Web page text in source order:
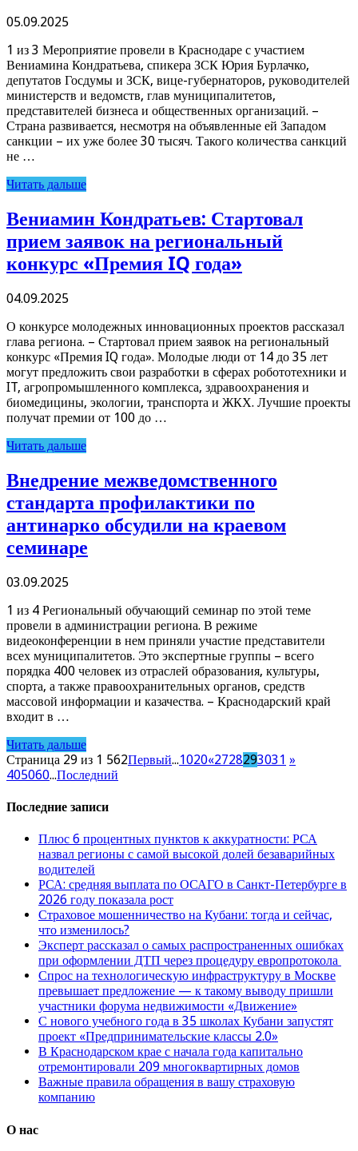
05.09.2025
1 из 3 Мероприятие провели в Краснодаре с участием
Вениамина Кондратьева, спикера ЗСК Юрия Бурлачко,
депутатов Госдумы и ЗСК, вице-губернаторов, руководителей
министерств и ведомств, глав муниципалитетов,
представителей бизнеса и общественных организаций. –
Страна развивается, несмотря на объявленные ей Западом
санкции – их уже более 30 тысяч. Такого количества санкций
не …
Читать дальше
Вениамин Кондратьев: Стартовал
прием заявок на региональный
конкурс «Премия IQ года»
04.09.2025
О конкурсе молодежных инновационных проектов рассказал
глава региона. – Стартовал прием заявок на региональный
конкурс «Премия IQ года». Молодые люди от 14 до 35 лет
могут предложить свои разработки в сферах робототехники и
IT, агропромышленного комплекса, здравоохранения и
биомедицины, экологии, транспорта и ЖКХ. Лучшие проекты
получат премии от 100 до …
Читать дальше
Внедрение межведомственного
стандарта профилактики по
антинарко обсудили на краевом
семинаре
03.09.2025
1 из 4 Региональный обучающий семинар по этой теме
провели в администрации региона. В режиме
видеоконференции в нем приняли участие представители
всех муниципалитетов. Это экспертные группы – всего
порядка 400 человек из отраслей образования, культуры,
спорта, а также правоохранительных органов, средств
массовой информации и казачества. – Краснодарский край
входит в …
Читать дальше
Страница 29 из 1 562Первый...1020«2728293031 »
405060...Последний
Последние записи
Плюс 6 процентных пунктов к аккуратности: РСА
назвал регионы с самой высокой долей безаварийных
водителей
РСА: средняя выплата по ОСАГО в Санкт-Петербурге в
2026 году показала рост
Страховое мошенничество на Кубани: тогда и сейчас,
что изменилось?
Эксперт рассказал о самых распространенных ошибках
при оформлении ДТП через процедуру европротокола
Спрос на технологическую инфраструктуру в Москве
превышает предложение — к такому выводу пришли
участники форума недвижимости «Движение»
С нового учебного года в 35 школах Кубани запустят
проект «Предпринимательские классы 2.0»
В Краснодарском крае с начала года капитально
отремонтировали 209 многоквартирных домов
Важные правила обращения в вашу страховую
компанию
О нас